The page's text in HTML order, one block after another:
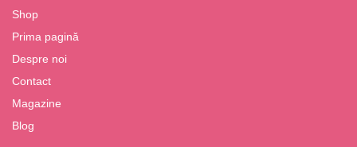
Shop
Prima pagină
Despre noi
Contact
Magazine
Blog